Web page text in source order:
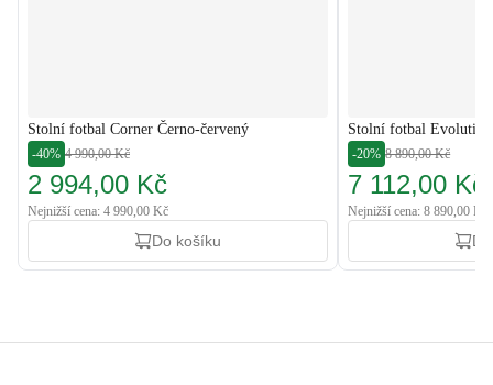
Stolní fotbal Corner Černo-červený
-40% 4 990,00 Kč
2 994,00 Kč
Nejnižší cena: 4 990,00 Kč
Do košíku
Stolní fotbal
-20% 8 890,00 Kč
7 112,00 Kč
Nejnižší cena: 8 890,00 Kč